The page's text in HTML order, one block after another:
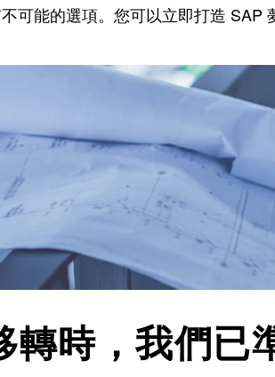
可能的選項。您可以立即打造
時，我們已